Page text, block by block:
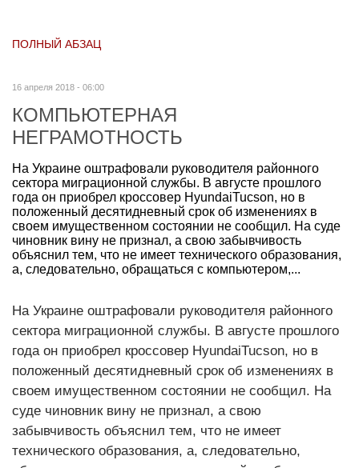
ПОЛНЫЙ АБЗАЦ
16 апреля 2018 - 06:00
КОМПЬЮТЕРНАЯ
НЕГРАМОТНОСТЬ
На Украине оштрафовали руководителя районного
сектора миграционной службы. В августе прошлого
года он приобрел кроссовер HyundaiTucson, но в
положенный десятидневный срок об изменениях в
своем имущественном состоянии не сообщил. На суде
чиновник вину не признал, а свою забывчивость
объяснил тем, что не имеет технического образования,
а, следовательно, обращаться с компьютером,...
На Украине оштрафовали руководителя районного
сектора миграционной службы. В августе прошлого
года он приобрел кроссовер HyundaiTucson, но в
положенный десятидневный срок об изменениях в
своем имущественном состоянии не сообщил. На
суде чиновник вину не признал, а свою
забывчивость объяснил тем, что не имеет
технического образования, а, следовательно,